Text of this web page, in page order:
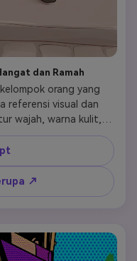
dan Ramah
orang yang
referensi visual dan
wajah, warna kulit,
ekspresi alami. Ubah
yang hangat dan
dan pewarnaan
adalah ilustrasi
disederhanakan tetapi
dan akurat, dengan
Pakaian dan aksesori
↗